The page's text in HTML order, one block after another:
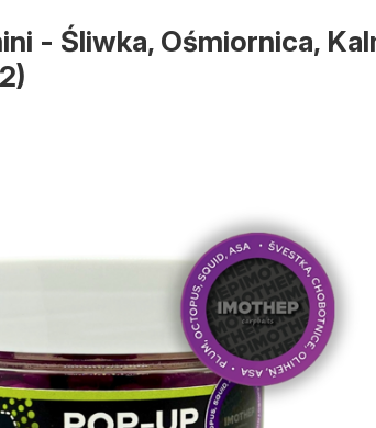
- Śliwka, Ośmiornica,